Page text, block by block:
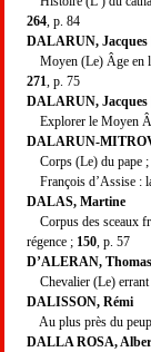
264 , p. 84
DALARUN,
Moyen (Le) Âge en
271 , p. 75
DALARUN,
Explorer le Moyen
DALARUN-
Corps (Le) du pape ;
François d’Assise :
DALAS, Martine
Corpus des sceaux
régence ; 150 , p. 57
D’ALERAN, Thomas
Chevalier (Le) errant
DALISSON, Rémi
Au plus près du
DALLA ROSA,